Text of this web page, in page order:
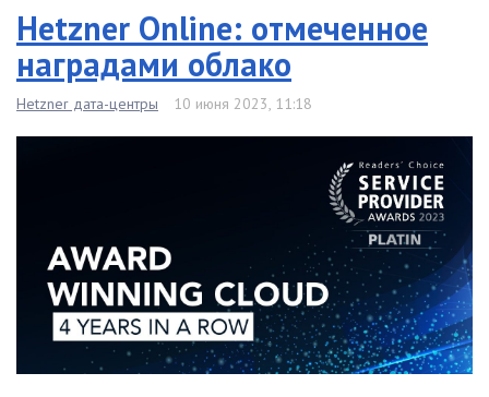
Hetzner Online: отмеченное
наградами облако
Hetzner дата-центры 10 июня 2023, 11:18